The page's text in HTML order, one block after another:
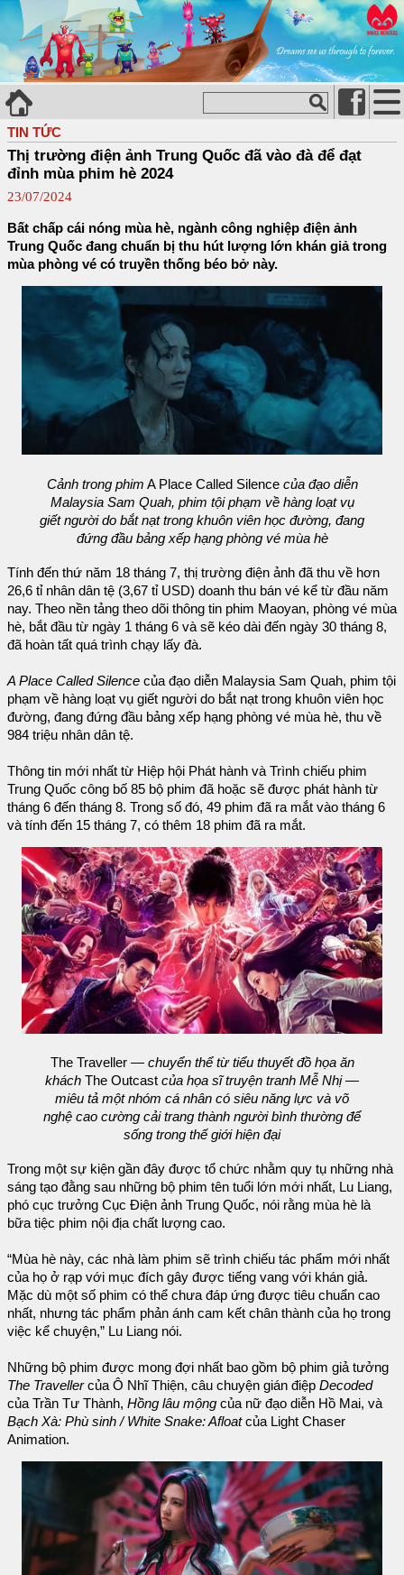
TIN TỨC
Thị trường điện ảnh Trung Quốc đã vào đà để đạt
đỉnh mùa phim hè 2024
23/07/2024
Bất chấp cái nóng mùa hè, ngành công nghiệp điện ảnh
Trung Quốc đang chuẩn bị thu hút lượng lớn khán giả trong
mùa phòng vé có truyền thống béo bở này.
Cảnh trong phim A Place Called Silence của đạo diễn
Malaysia Sam Quah, phim tội phạm về hàng loạt vụ
giết người do bắt nạt trong khuôn viên học đường, đang
đứng đầu bảng xếp hạng phòng vé mùa hè
Tính đến thứ năm 18 tháng 7, thị trường điện ảnh đã thu về hơn
26,6 tỉ nhân dân tệ (3,67 tỉ USD) doanh thu bán vé kể từ đầu năm
nay. Theo nền tảng theo dõi thông tin phim Maoyan, phòng vé mùa
hè, bắt đầu từ ngày 1 tháng 6 và sẽ kéo dài đến ngày 30 tháng 8,
đã hoàn tất quá trình chạy lấy đà.
A Place Called Silence của đạo diễn Malaysia Sam Quah, phim tội
phạm về hàng loạt vụ giết người do bắt nạt trong khuôn viên học
đường, đang đứng đầu bảng xếp hạng phòng vé mùa hè, thu về
984 triệu nhân dân tệ.
Thông tin mới nhất từ ​​Hiệp hội Phát hành và Trình chiếu phim
Trung Quốc công bố 85 bộ phim đã hoặc sẽ được phát hành từ
tháng 6 đến tháng 8. Trong số đó, 49 phim đã ra mắt vào tháng 6
và tính đến 15 tháng 7, có thêm 18 phim đã ra mắt.
The Traveller— chuyển thể từ tiểu thuyết đồ họa ăn
khách The Outcast của họa sĩ truyện tranh Mễ Nhị —
miêu tả một nhóm cá nhân có siêu năng lực và võ
nghệ cao cường cải trang thành người bình thường để
sống trong thế giới hiện đại
Trong một sự kiện gần đây được tổ chức nhằm quy tụ những nhà
sáng tạo đằng sau những bộ phim tên tuổi lớn mới nhất, Lu Liang,
phó cục trưởng Cục Điện ảnh Trung Quốc, nói rằng mùa hè là
bữa tiệc phim nội địa chất lượng cao.
“Mùa hè này, các nhà làm phim sẽ trình chiếu tác phẩm mới nhất
của họ ở rạp với mục đích gây được tiếng vang với khán giả.
Mặc dù một số phim có thể chưa đáp ứng được tiêu chuẩn cao
nhất, nhưng tác phẩm phản ánh cam kết chân thành của họ trong
việc kể chuyện,” Lu Liang nói.
Những bộ phim được mong đợi nhất bao gồm bộ phim giả tưởng
The Travellercủa Ô Nhĩ Thiện, câu chuyện gián điệp Decoded
của Trần Tư Thành, Hồng lâu mộng của nữ đạo diễn Hồ Mai, và
Bạch Xà: Phù sinh / White Snake: Afloatcủa Light Chaser
Animation.